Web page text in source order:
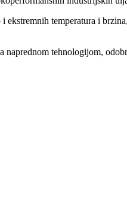
temperatura i
tehnologijom,